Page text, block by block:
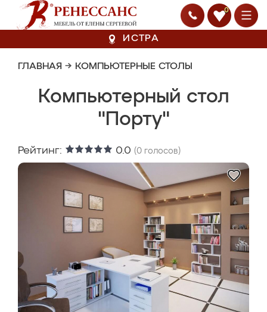
0
ИСТРА
ГЛАВНАЯ → КОМПЬЮТЕРНЫЕ СТОЛЫ
Компьютерный стол
"Порту"
Рейтинг: 0.0 (0 голосов)